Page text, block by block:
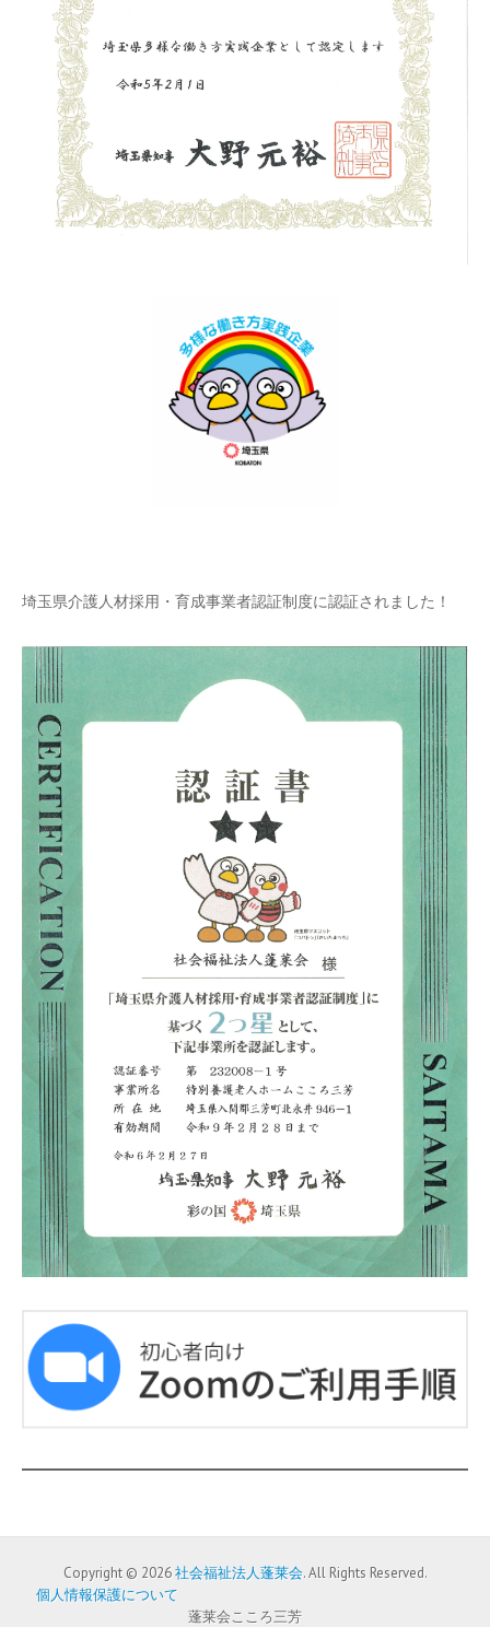
埼玉県介護人材採用・育成事業者認証制度に認証されました！
Copyright © 2026社会福祉法人蓬莱会. All Rights Reserved.
個人情報保護について
蓬莱会こころ三芳